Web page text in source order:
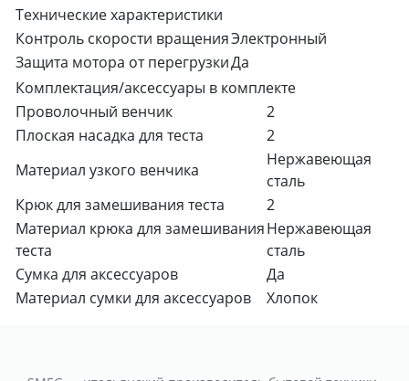
Технические характеристики
Контроль скорости вращенияЭлектронный
Защита мотора от перегрузкиДа
Комплектация/аксессуары в комплекте
Проволочный венчик
2
Плоская насадка для теста
2
Материал узкого венчика
Нержавеющая
сталь
Крюк для замешивания теста
2
Материал крюка для замешивания
теста
Нержавеющая
сталь
Сумка для аксессуаров
Да
Материал сумки для аксессуаров
Хлопок